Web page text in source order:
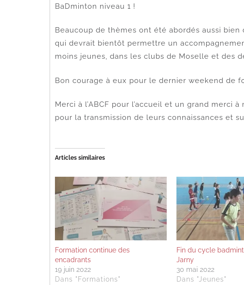
BaDminton niveau 1 !
Beaucoup de thèmes ont été abordés aussi
qui devrait bientôt permettre un
moins jeunes, dans les clubs de Moselle et des
Bon courage à eux pour le dernier weekend de
Merci à l’ABCF pour l’accueil et un grand merci
pour la transmission de leurs connaissances et
Articles similaires
Formation continue des
encadrants
19 juin 2022
Dans "Formations"
Fin du cycle
Jarny
30 mai 2022
Dans "Jeunes"